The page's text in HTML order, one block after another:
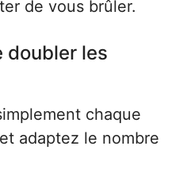
de vous brûler.
doubler les
chaque
adaptez le nombre